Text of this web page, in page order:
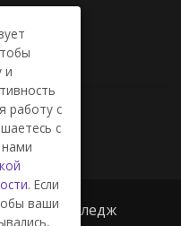
колледж
и
работу с
с
. Если
ваши